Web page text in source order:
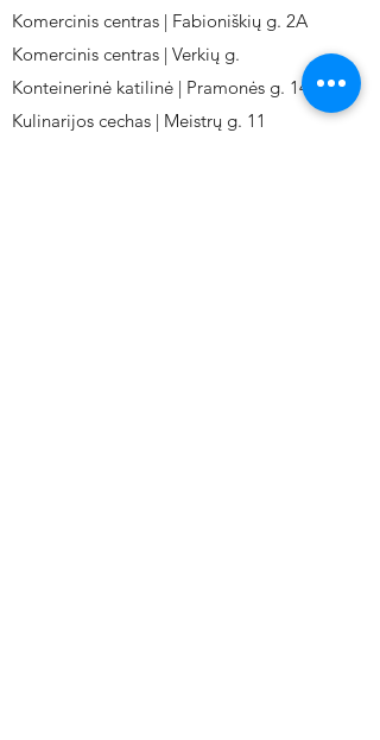
Komercinis centras | Fabioniškių g. 2A
Komercinis centras | Verkių g.
Konteinerinė katilinė | Pramonės g. 141
Kulinarijos cechas | Meistrų g. 11